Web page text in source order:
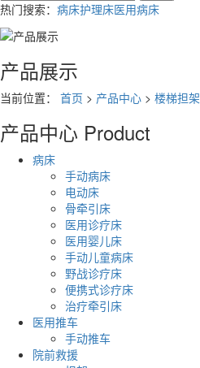
热门搜索： 病床护理床医用病床
产品展示
当前位置： 首页 > 产品中心 > 楼梯担架
产品中心 Product
病床
手动病床
电动床
骨牵引床
医用诊疗床
医用婴儿床
手动儿童病床
野战诊疗床
便携式诊疗床
治疗牵引床
医用推车
手动推车
院前救援